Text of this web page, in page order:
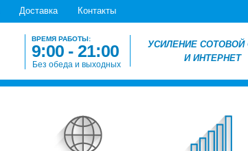
Доставка Контакты
ВРЕМЯ РАБОТЫ:
9:00 - 21:00
Без обеда и выходных
УСИЛЕНИЕ СОТОВОЙ
И ИНТЕРНЕТ